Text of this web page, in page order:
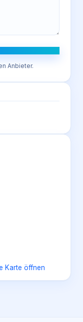
Anbieter.
Karte öffnen